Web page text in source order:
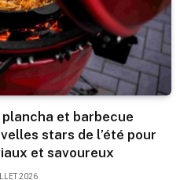
et barbecue
stars de l’été pour
et savoureux
2026